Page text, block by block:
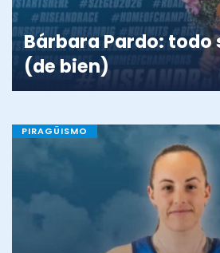
Bárbara Pardo: todo
(de bien)
PIRAGÜISMO